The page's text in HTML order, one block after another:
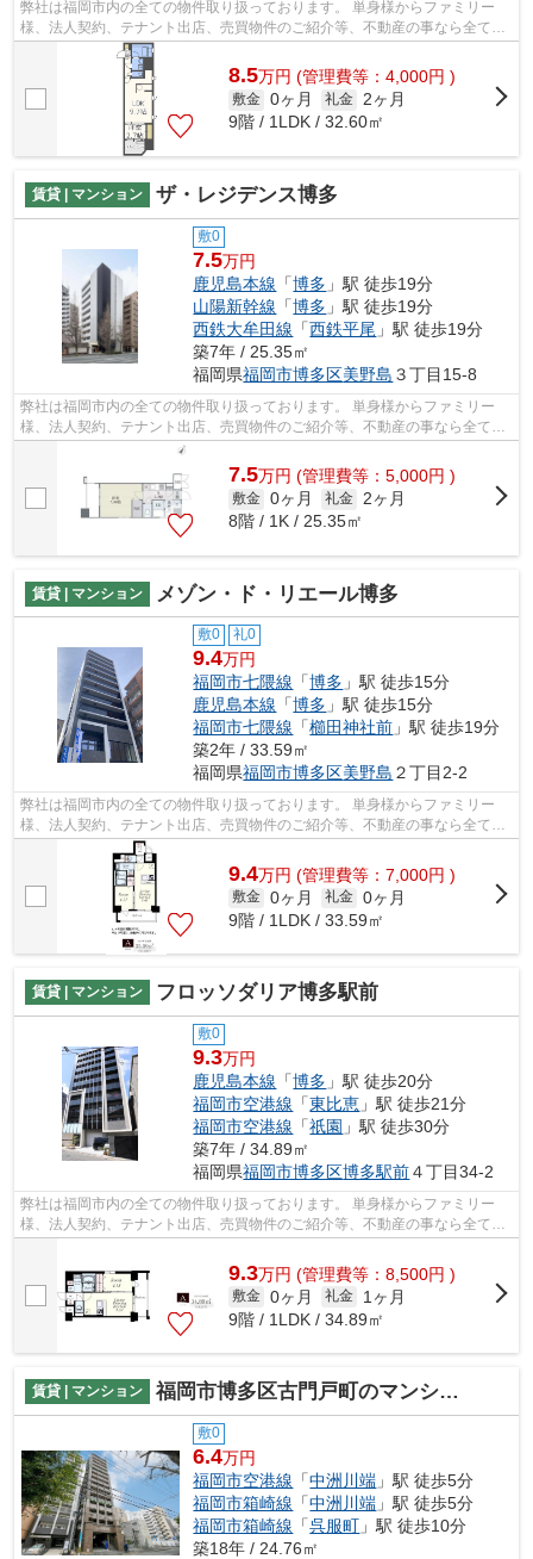
弊社は福岡市内の全ての物件取り扱っております。 単身様からファミリー
様、法人契約、テナント出店、売買物件のご紹介等、不動産の事なら全てお
任せください！！ 全ての方に満足して...
8.5万円 (管理費等：4,000円 )
敷金 0ヶ月 礼金 2ヶ月
9階 / 1LDK / 32.60㎡
賃貸 | マンション ザ・レジデンス博多
敷0
7.5万円
鹿児島本線 「博多 」駅 徒歩19分
山陽新幹線 「博多 」駅 徒歩19分
西鉄大牟田線 「西鉄平尾 」駅 徒歩19分
築7年 / 25.35㎡
福岡県福岡市博多区美野島 ３丁目15-8
弊社は福岡市内の全ての物件取り扱っております。 単身様からファミリー
様、法人契約、テナント出店、売買物件のご紹介等、不動産の事なら全てお
任せください！！ 全ての方に満足して...
7.5万円 (管理費等：5,000円 )
敷金 0ヶ月 礼金
2ヶ月
8階 / 1K / 25.35㎡
賃貸 | マンション メゾン・ド・リエール博多
敷0 礼0
9.4万円
福岡市七隈線 「博多 」駅 徒歩15分
鹿児島本線 「博多 」駅 徒歩15分
福岡市七隈線 「櫛田神社前 」駅 徒歩19分
築2年 / 33.59㎡
福岡県福岡市博多区美野島 ２丁目2-2
弊社は福岡市内の全ての物件取り扱っております。 単身様からファミリー
様、法人契約、テナント出店、売買物件のご紹介等、不動産の事なら全てお
任せください！！ 全ての方に満足して...
9.4万円 (管理費等：7,000円 )
敷金 0ヶ月 礼金 0ヶ月
9階 / 1LDK / 33.59㎡
賃貸 | マンション フロッソダリア博多駅前
敷0
9.3万円
鹿児島本線 「博多 」駅 徒歩20分
福岡市空港線 「東比恵 」駅 徒歩21分
福岡市空港線 「祇園 」駅 徒歩30分
築7年 / 34.89㎡
福岡県福岡市博多区博多駅前４丁目34-2
弊社は福岡市内の全ての物件取り扱っております。 単身様からファミリー
様、法人契約、テナント出店、売買物件のご紹介等、不動産の事なら全てお
9.3万円 (管理費等：8,500円 )
敷金 0ヶ月 礼金
1ヶ月
9階 / 1LDK / 34.89㎡
賃貸 | マンション 福岡市博多区古門戸町のマンション
敷0
6.4万円
福岡市空港線 「中洲川端 」駅 徒歩5分
福岡市箱崎線 「中洲川端 」駅 徒歩5分
福岡市箱崎線 「呉服町 」駅 徒歩10分
築18年 / 24.76㎡